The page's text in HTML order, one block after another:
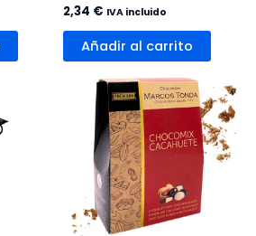
2,34 € IVA incluido
Añadir al carrito